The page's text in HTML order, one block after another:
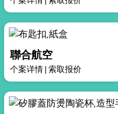
聯合航空
个案详情 索取报价